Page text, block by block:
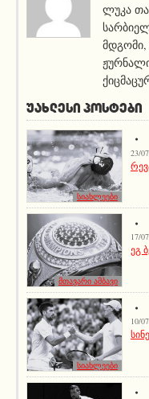
ლუკა
ᲣᲐᲮᲚᲔᲡᲘ ᲞᲝᲡᲢᲔᲑᲘ
სიახლეები
23/
მთავარი ამბავი
17/
ეგ
სიახლეები
10/